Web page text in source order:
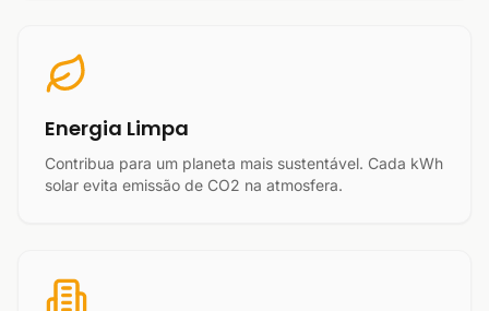
Energia Limpa
Contribua para um planeta mais sustentável. Cada kWh
solar evita emissão de CO2 na atmosfera.